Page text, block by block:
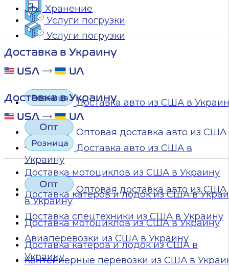
Хранение
Услуги погрузки
Доставка в Украину
Доставка авто из США в
Украину
Оптовая доставка авто из США
в Украину
Доставка мотоциклов из США в Украину
Доставка катеров и лодок из США в
Украину
Услуги погрузки
Доставка в Украину
Доставка авто из США в
Оптовая доставка авто из США
Украину
Доставка мотоциклов из США в Украину
Доставка катеров и лодок из США в
Доставка спецтехники из США в Украину
Авиаперевозки из США в Украину
Контейнерные перевозки из США в